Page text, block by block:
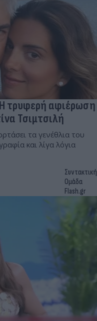
τρυφερή αφιέρωση
Τσιμτσιλή
τα γενέθλια του
και λίγα λόγια
Συντακτική
Ομάδα
Flash.gr